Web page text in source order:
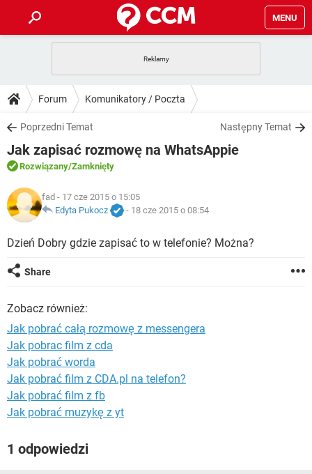
MENU
GRY WHATSAPP
SPOTIFY
INSTAGRAM FACEBOOK
WINDOWS 10
PORADY
PlayStation TIKTOK
SPOTIFY
INSTAGRAM
WINDOWS 10
DO POBRANIA
ANDROID TIKTOK
GRY
IOS
INSTAGRAM
WINDOWS 10
FORUM
COVID-19
GRY WHATSAPP
ARTYKUŁY
COVID-19
GRY WHATSAPP
SPOTIFY
Forum Komunikatory / Poczta
Poprzedni Temat Następny Temat
Jak zapisać rozmowę na WhatsAppie
Rozwiązany/Zamknięty
fad - 17 cze 2015 o 15:05
Edyta Pukocz
- 18 cze 2015 o 08:54
Dzień Dobry gdzie zapisać to w telefonie? Można?
Share
Zobacz również:
Jak pobrać całą rozmowę z messengera
Jak pobrac film z cda
Jak pobrać worda
Jak pobrać film z CDA.pl na telefon?
Jak pobrać film z fb
Jak pobrać muzykę z yt
1 odpowiedzi